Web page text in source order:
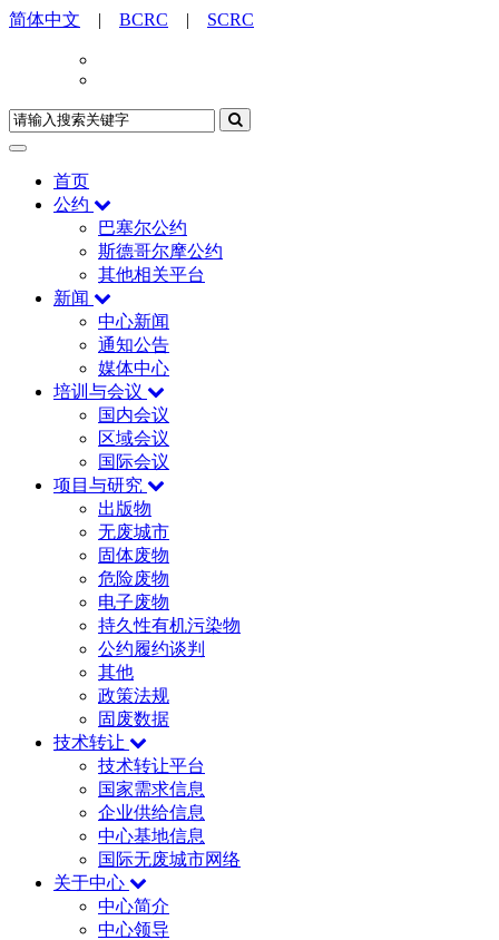
简体中文 | BCRC | SCRC
首页
公约
巴塞尔公约
斯德哥尔摩公约
其他相关平台
新闻
中心新闻
通知公告
媒体中心
培训与会议
国内会议
区域会议
国际会议
项目与研究
出版物
无废城市
固体废物
危险废物
电子废物
持久性有机污染物
公约履约谈判
其他
政策法规
固废数据
技术转让
技术转让平台
国家需求信息
企业供给信息
中心基地信息
国际无废城市网络
关于中心
中心简介
中心领导